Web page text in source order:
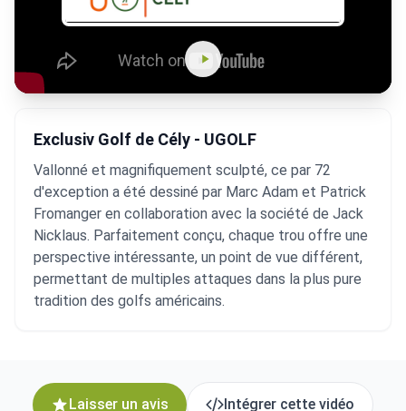
Exclusiv Golf de Cély - UGOLF
Vallonné et magnifiquement sculpté, ce par 72
d'exception a été dessiné par Marc Adam et Patrick
Fromanger en collaboration avec la société de Jack
Nicklaus. Parfaitement conçu, chaque trou offre une
perspective intéressante, un point de vue différent,
permettant de multiples attaques dans la plus pure
tradition des golfs américains.
Laisser un avis Intégrer cette vidéo